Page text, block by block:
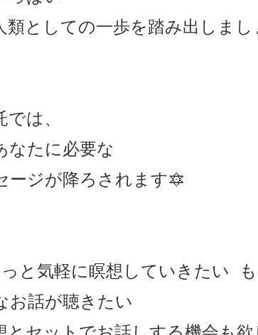
類としての一歩を踏み出しまし
は、
なたに必要な
ージが降ろされます🔯
と気軽に瞑想していきたい
お話が聴きたい